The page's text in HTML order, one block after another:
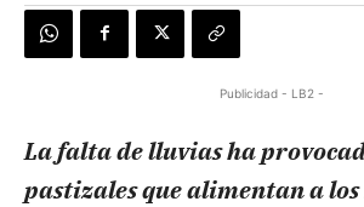
Publicidad - LB2 -
La falta de lluvias ha
pastizales que alimentan a